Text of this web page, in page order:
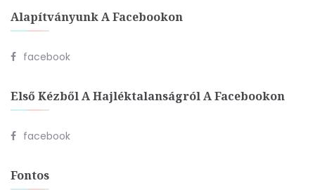
Alapítványunk A Facebookon
facebook
Első Kézből A Hajléktalanságról A Facebookon
facebook
Fontos